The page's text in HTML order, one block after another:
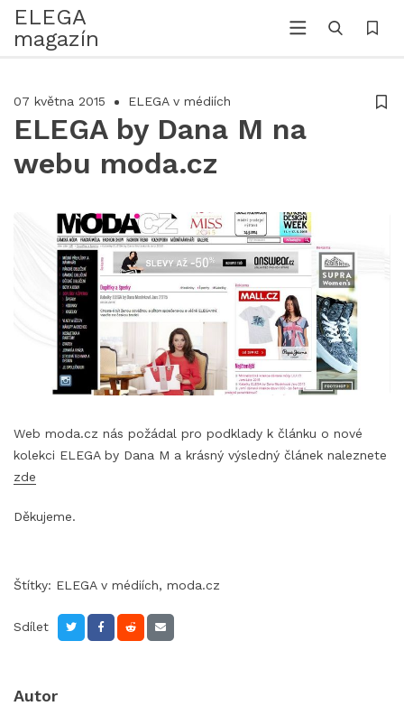
ELEGA
magazín
07 května 2015 ELEGA v médiích
ELEGA by Dana M na
webu moda.cz
Web moda.cz nás požádal pro podklady k článku o nové
kolekci ELEGA by Dana M a krásný výsledný článek naleznete
zde
Děkujeme.
Štítky: ELEGA v médiích, moda.cz
Sdílet
Autor